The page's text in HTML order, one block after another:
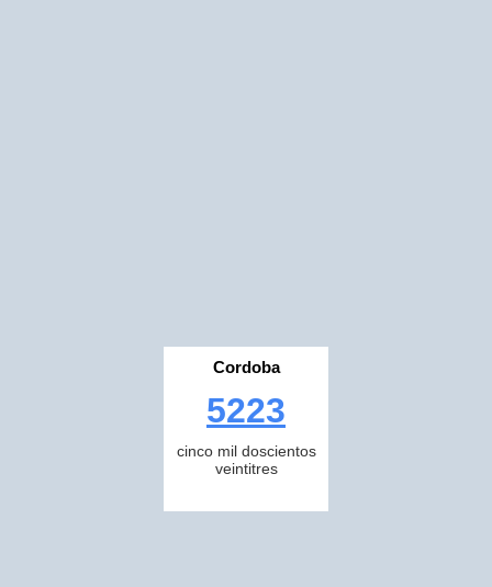
Cordoba
5223
cinco mil doscientos
veintitres